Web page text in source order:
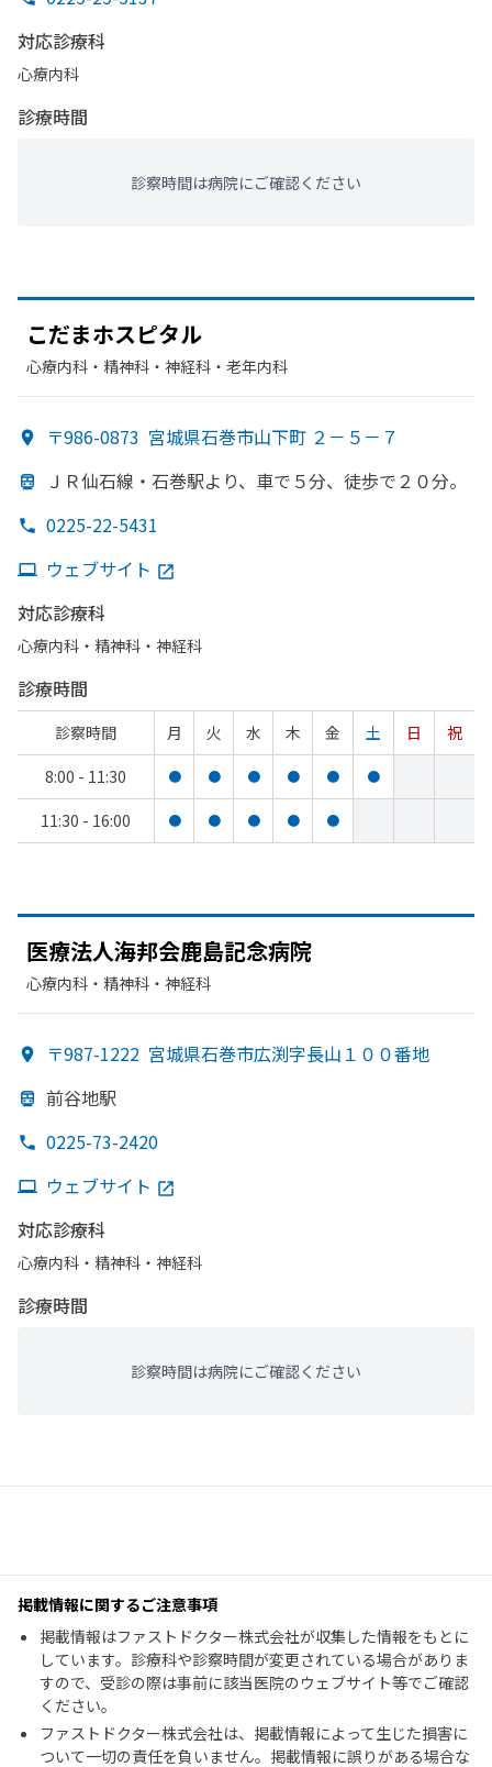
対応診療科
心療内科
診療時間
診察時間は病院にご確認ください
こだまホスピタル
心療内科・​精神科・神経科・​老年内科
〒986-0873 宮城県石巻市山下町 ２－５－７
ＪＲ仙石線・石巻駅より、 車で ５分、 徒歩で ２０分。
0225-22-5431
ウェブサイト
対応診療科
心療内科・​精神科・神経科
診療時間
診察時間 月 火 水 木 金 土 日
祝
8:00 - 11:30
● ● ● ● ● ●
11:30 - 16:00 ● ● ● ● ●
医療法人海邦会鹿島記念病院
心療内科・​精神科・神経科
〒987-1222 宮城県石巻市広渕字長山１００番地
前谷地駅
0225-73-2420
ウェブサイト
対応診療科
心療内科・​精神科・神経科
診療時間
診察時間は病院にご確認ください
掲載情報に関するご注意事項
掲載情報はファストドクター株式会社が収集した情報をもとに
しています。診療科や診察時間が変更されている場合がありま
すので、受診の際は事前に該当医院のウェブサイト等でご確認
ください。
ファストドクター株式会社は、掲載情報によって生じた損害に
ついて一切の責任を負いません。掲載情報に誤りがある場合な